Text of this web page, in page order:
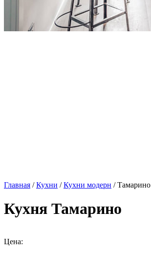
Главная /Кухни /Кухни модерн / Тамарино
Кухня Тамарино
Цена: